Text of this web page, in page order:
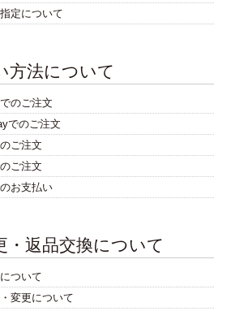
定について
方法について
のご注文
でのご注文
ご注文
ご注文
お支払い
・返品交換について
ついて
変更について